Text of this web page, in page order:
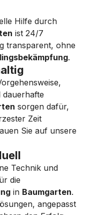
Hilfe durch
ist 24/7
transparent, ohne
.
dauerhafte
sorgen dafür,
Zeit
Sie auf unsere
Technik und
die
in Baumgarten.
angepasst